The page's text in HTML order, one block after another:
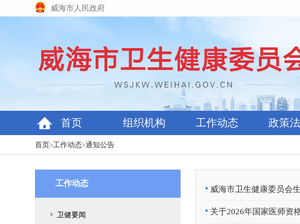
威海市人民政府
首页 组织机构 工作动态 政策
首页>工作动态>通知公告
工作动态
卫健要闻
威海市卫生健康委员会
关于2026年国家医师资